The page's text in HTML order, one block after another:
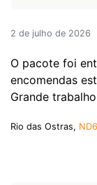
2 de julho de 2026
O pacote foi
encomendas
Grande
Rio das Ostras,